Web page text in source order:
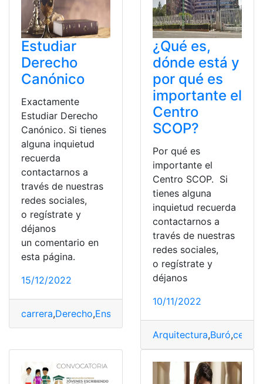
Estudiar
Derecho
Canónico
Exactamente
Estudiar Derecho
Canónico. Si tienes
alguna inquietud
recuerda
contactarnos a
través de nuestras
redes sociales,
o regístrate y
déjanos
un comentario en
esta página.
15/12/2022
carrera,Derecho,Enseñanza
¿Qué es,
dónde está y
por qué es
importante el
Centro
SCOP?
Por qué es
importante el
Centro SCOP. Si
tienes alguna
inquietud recuerda
contactarnos a
través de nuestras
redes sociales,
o regístrate y
déjanos
10/11/2022
Arquitectura,Buró,